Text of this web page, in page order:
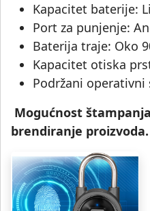
Kapacitet baterije:
Port za punjenje:
Baterija traje: Oko
Kapacitet otiska
Podržani
Mogućnost
brendiranje proizvoda.